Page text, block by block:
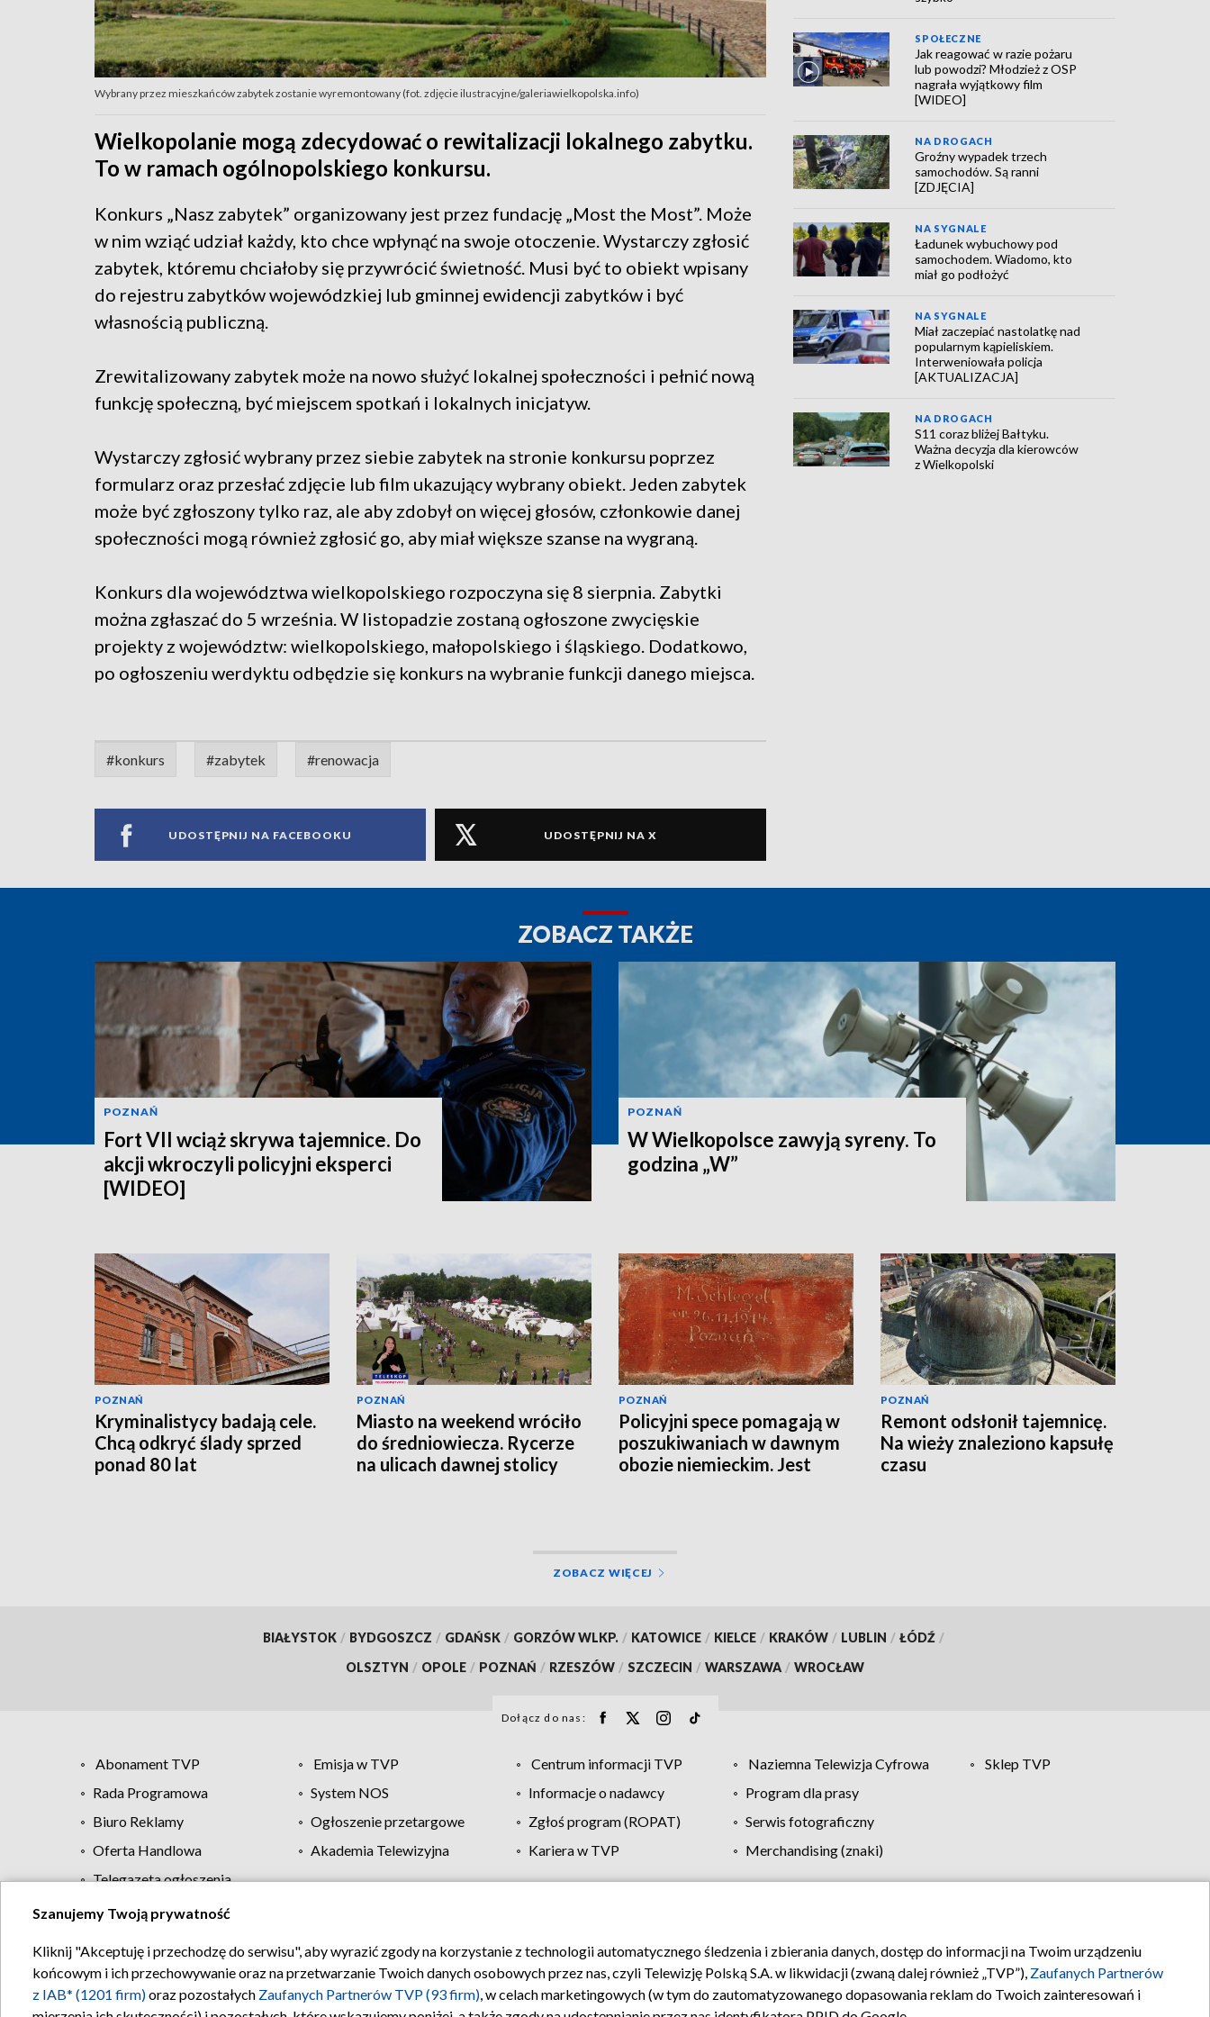
Wybrany przez mieszkańców zabytek zostanie wyremontowany (fot. zdjęcie ilustracyjne/galeriawielkopolska.info)
Wielkopolanie mogą zdecydować o rewitalizacji lokalnego zabytku.
To w ramach ogólnopolskiego konkursu.
Konkurs „Nasz zabytek” organizowany jest przez fundację „Most the Most”. Może
w nim wziąć udział każdy, kto chce wpłynąć na swoje otoczenie. Wystarczy zgłosić
zabytek, któremu chciałoby się przywrócić świetność. Musi być to obiekt wpisany
do rejestru zabytków wojewódzkiej lub gminnej ewidencji zabytków i być
własnością publiczną.
Zrewitalizowany zabytek może na nowo służyć lokalnej społeczności i pełnić nową
funkcję społeczną, być miejscem spotkań i lokalnych inicjatyw.
Wystarczy zgłosić wybrany przez siebie zabytek na stronie konkursu poprzez
formularz oraz przesłać zdjęcie lub film ukazujący wybrany obiekt. Jeden zabytek
może być zgłoszony tylko raz, ale aby zdobył on więcej głosów, członkowie danej
społeczności mogą również zgłosić go, aby miał większe szanse na wygraną.
Konkurs dla województwa wielkopolskiego rozpoczyna się 8 sierpnia. Zabytki
można zgłaszać do 5 września. W listopadzie zostaną ogłoszone zwycięskie
projekty z województw: wielkopolskiego, małopolskiego i śląskiego. Dodatkowo,
po ogłoszeniu werdyktu odbędzie się konkurs na wybranie funkcji danego miejsca.
#konkurs #zabytek #renowacja
UDOSTĘPNIJ NA FACEBOOKU UDOSTĘPNIJ NA X
SPOŁECZNE
Jak reagować w razie pożaru
lub powodzi? Młodzież z OSP
nagrała wyjątkowy film
[WIDEO]
NA DROGACH
Groźny wypadek trzech
samochodów. Są ranni
[ZDJĘCIA]
NA SYGNALE
Ładunek wybuchowy pod
samochodem. Wiadomo, kto
miał go podłożyć
NA SYGNALE
Miał zaczepiać nastolatkę nad
popularnym kąpieliskiem.
Interweniowała policja
[AKTUALIZACJA]
NA DROGACH
S11 coraz bliżej Bałtyku.
Ważna decyzja dla kierowców
z Wielkopolski
ZOBACZ TAKŻE
POZNAŃ
Fort VII wciąż skrywa tajemnice. Do
akcji wkroczyli policyjni eksperci
[WIDEO]
POZNAŃ
W Wielkopolsce zawyją syreny. To
godzina „W”
POZNAŃ
Kryminalistycy badają cele.
Chcą odkryć ślady sprzed
ponad 80 lat
POZNAŃ
Miasto na weekend wróciło
do średniowiecza. Rycerze
na ulicach dawnej stolicy
POZNAŃ
Policyjni spece pomagają w
poszukiwaniach w dawnym
obozie niemieckim. Jest
POZNAŃ
Remont odsłonił tajemnicę.
Na wieży znaleziono kapsułę
czasu
ZOBACZ WIĘCEJ
BIAŁYSTOK / BYDGOSZCZ / GDAŃSK / GORZÓW WLKP. / KATOWICE / KIELCE / KRAKÓW / LUBLIN / ŁÓDŹ /
OLSZTYN / OPOLE / POZNAŃ / RZESZÓW / SZCZECIN / WARSZAWA / WROCŁAW
Dołącz do nas:
Abonament TVP Emisja w TVP Centrum informacji TVP Naziemna Telewizja Cyfrowa
Sklep TVP
Rada Programowa
System NOS Informacje o nadawcy
Program dla prasy
Biuro Reklamy
Ogłoszenie przetargowe Zgłoś program (ROPAT)
Serwis fotograficzny
Oferta Handlowa
Akademia Telewizyjna Kariera w TVP
Merchandising (znaki)
Telegazeta ogłoszenia
Regulamin TVP Polityka prywatności Moje zgody Pomoc Biuro reklamy Kontakt
Szanujemy Twoją prywatność
Kliknij "Akceptuję i przechodzę do serwisu", aby wyrazić zgody na korzystanie z technologii automatycznego śledzenia i zbierania danych, dostęp do informacji na Twoim urządzeniu
końcowym i ich przechowywanie oraz na przetwarzanie Twoich danych osobowych przez nas, czyli Telewizję Polską S.A. w likwidacji (zwaną dalej również „TVP”), Zaufanych Partnerów
z IAB* (1201 firm)oraz pozostałych Zaufanych Partnerów TVP (93 firm), w celach marketingowych (w tym do zautomatyzowanego dopasowania reklam do Twoich zainteresowań i